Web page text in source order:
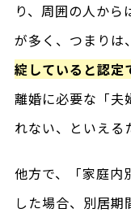
り、周囲の人か
が多く、つまりは
綻していると認定
離婚に必要な「夫
れない、といえる
他方で、「家庭内
した場合、別居期